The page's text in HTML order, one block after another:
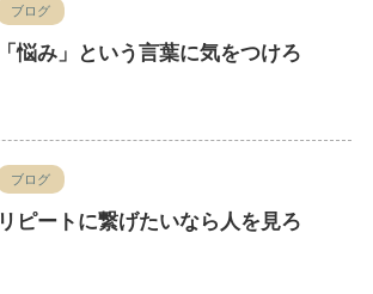
ブログ
「悩み」という言葉に気をつけろ
ブログ
リピートに繋げたいなら人を見ろ